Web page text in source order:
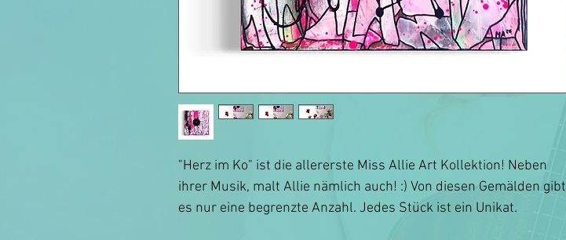
"Herz im Ko" ist die allererste Miss Allie Art Kollektion! Neben
ihrer Musik, malt Allie nämlich auch! :) Von diesen Gemälden gibt
es nur eine begrenzte Anzahl. Jedes Stück ist ein Unikat.